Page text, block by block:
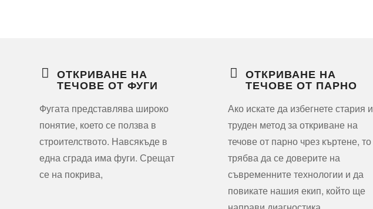
ОТКРИВАНЕ НА
ТЕЧОВЕ ОТ ФУГИ
Фугата представлява широко
понятие, което се ползва в
строителството. Навсякъде в
една сграда има фуги. Срещат
се на покрива,
ОТКРИВАНЕ НА
ТЕЧОВЕ ОТ ПАРНО
Ако искате да избегнете стария и
труден метод за откриване на
течове от парно чрез къртене, то
трябва да се доверите на
съвременните технологии и да
повикате нашия екип, който ще